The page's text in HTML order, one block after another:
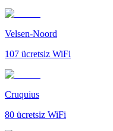
Velsen-Noord
107 ücretsiz WiFi
Cruquius
80 ücretsiz WiFi